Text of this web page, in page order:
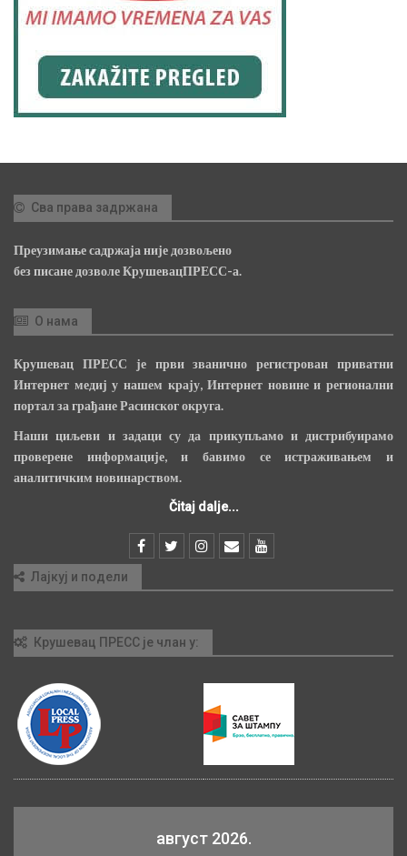
Сва права задржана
Преузимање садржаја није дозвољено
без писане дозволе КрушевацПРЕСС-а.
О нама
Крушевац ПРЕСС је први званично регистрован приватни
Интернет медиј у нашем крају, Интернет новине и регионални
портал за грађане Расинског округа.
Наши циљеви и задаци су да прикупљамо и дистрибуирамо
проверене информације, и бавимо се истраживањем и
аналитичким новинарством.
Čitaj dalje...
Лајкуј и подели
Крушевац ПРЕСС је члан у:
август 2026.